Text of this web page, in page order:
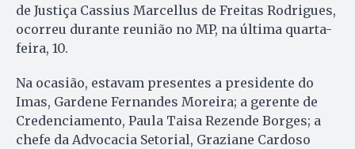
de Justiça Cassius Marcellus de Freitas Rodrigues,
ocorreu durante reunião no MP, na última quarta-
feira, 10.
Na ocasião, estavam presentes a presidente do
Imas, Gardene Fernandes Moreira; a gerente de
Credenciamento, Paula Taisa Rezende Borges; a
chefe da Advocacia Setorial, Graziane Cardoso